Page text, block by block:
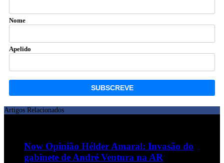
Nome
Apelido
Artigos Relacionados
Now Opinião Hélder Amaral: Invasão do
gabinete de André Ventura na AR